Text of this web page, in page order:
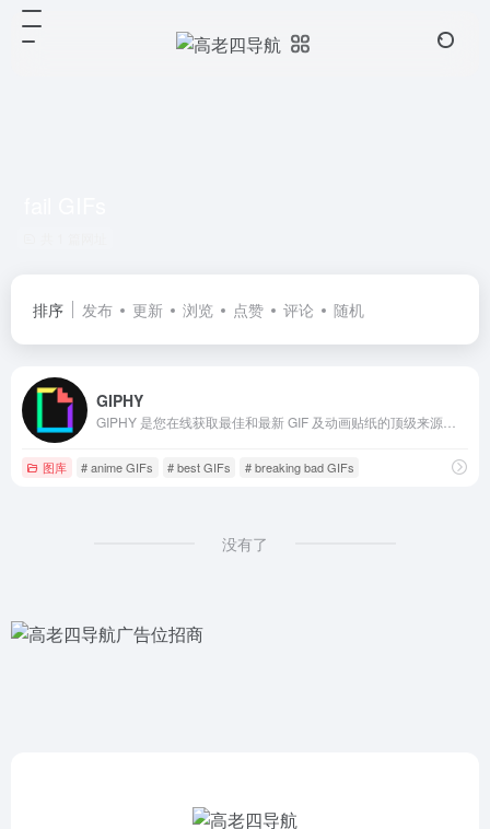
排序 发布 更新 浏览 点赞 评论 随机
GIPHY
图库 # anime GIFs # best GIFs # breaking bad GIFs
没有了